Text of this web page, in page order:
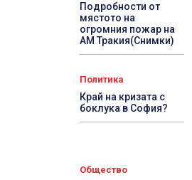
Подробности от
мястото на
огромния пожар на
АМ Тракия(Снимки)
Политика
Край на кризата с
боклука в София?
Общество